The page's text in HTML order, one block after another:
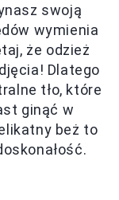
swoją
wymienia
że odzież
Dlatego
tło, które
ginąć w
beż to